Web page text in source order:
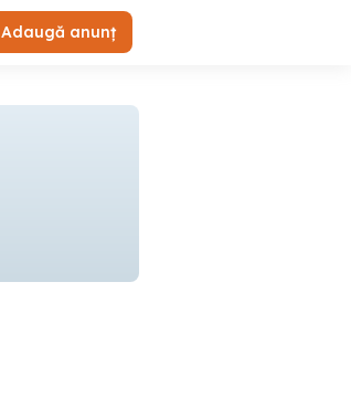
Adaugă anunț